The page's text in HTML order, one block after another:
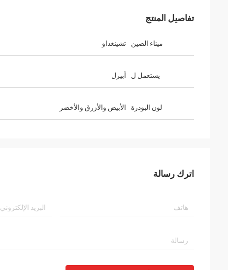
exactly quality that
business going very
السيد لارس
Hi, Lucy, Many thanks for your help
تفاصيل المنتج
ميناء الصين تشينغداو
يستعمل ل أبيرل
لون البودرة الأبيض والأزرق والأخضر
اترك رسالة